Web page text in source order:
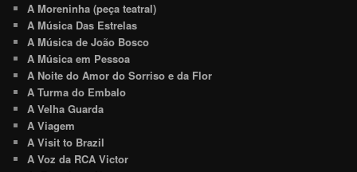
A Moreninha (peça teatral)
A Música Das Estrelas
A Música de João Bosco
A Música em Pessoa
A Noite do Amor do Sorriso e da Flor
A Turma do Embalo
A Velha Guarda
A Viagem
A Visit to Brazil
A Voz da RCA Victor